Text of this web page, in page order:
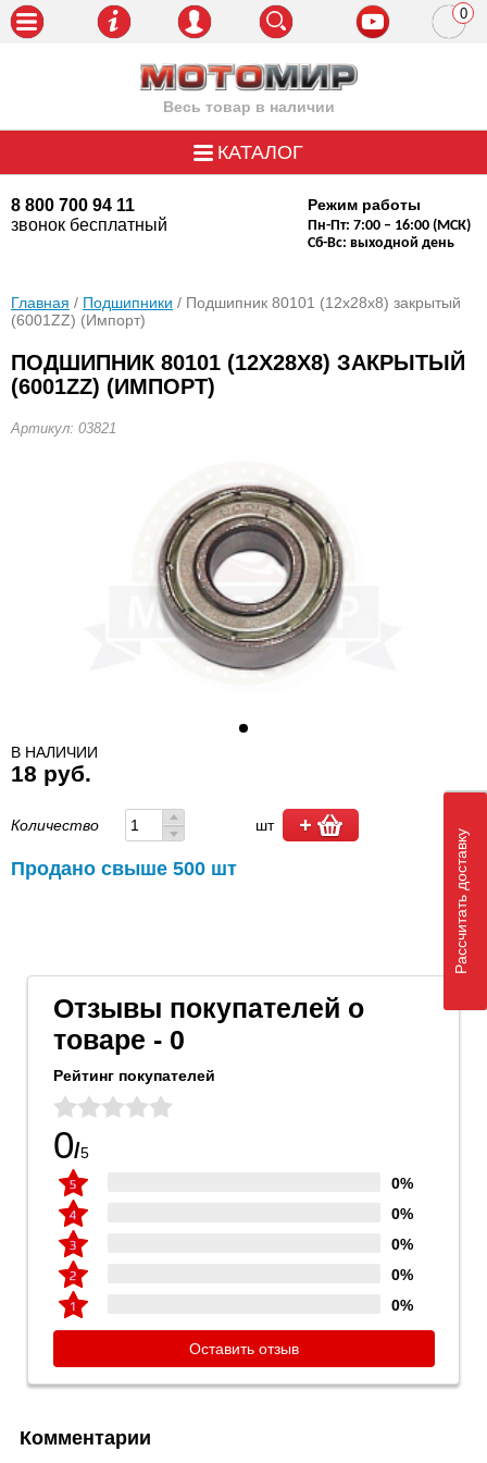
Весь товар в наличии
8 800 700 94 11
звонок бесплатный
Режим работы
Пн-Пт: 7:00 – 16:00 (МСК)
Сб-Вс: выходной день
0
КАТАЛОГ
Главная / Подшипники / Подшипник 80101 (12х28х8) закрытый
(6001ZZ) (Импорт)
ПОДШИПНИК 80101 (12Х28Х8) ЗАКРЫТЫЙ
(6001ZZ) (ИМПОРТ)
Артикул: 03821
В НАЛИЧИИ
18 руб.
Количество шт
Продано свыше 500 шт
Отзывы покупателей о
товаре - 0
Рейтинг покупателей
0/5
0%
0%
0%
0%
0%
Оставить отзыв
Комментарии
Рассчитать доставку